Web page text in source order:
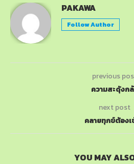
PAKAWA
Follow Author
previous
ความสะดุ้งก
next post
คลายทุกข์ต้องเ
YOU MAY